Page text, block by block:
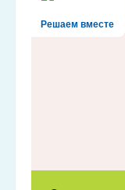
Решаем вместе